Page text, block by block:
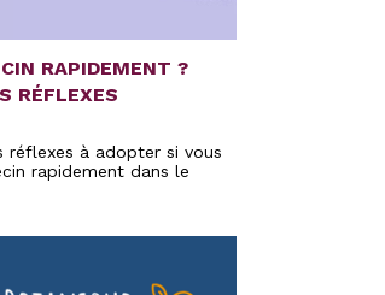
RAPIDEMENT ?
RÉFLEXES
réflexes à adopter si vous
rapidement dans le